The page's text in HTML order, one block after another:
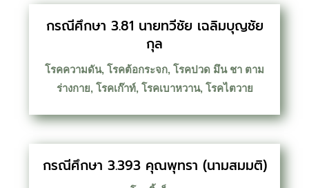
กรณีศึกษา 3.81 นายทวีชัย เฉลิมบุญชัย
กุล
โรคความดัน, โรคต้อกระจก, โรคปวด มึน ชา ตาม
ร่างกาย, โรคเก๊าท์, โรคเบาหวาน, โรคไตวาย
กรณีศึกษา 3.393 คุณพุทรา (นามสมมติ)